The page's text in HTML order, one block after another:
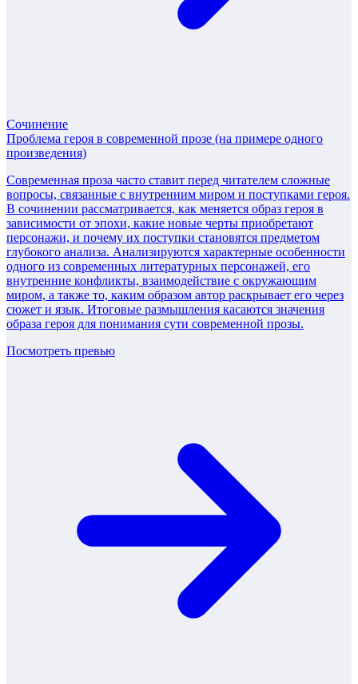
Сочинение
Проблема героя в современной прозе (на примере одного
произведения)
Современная проза часто ставит перед читателем сложные
вопросы, связанные с внутренним миром и поступками героя.
В сочинении рассматривается, как меняется образ героя в
зависимости от эпохи, какие новые черты приобретают
персонажи, и почему их поступки становятся предметом
глубокого анализа. Анализируются характерные особенности
одного из современных литературных персонажей, его
внутренние конфликты, взаимодействие с окружающим
миром, а также то, каким образом автор раскрывает его через
сюжет и язык. Итоговые размышления касаются значения
образа героя для понимания сути современной прозы.
Посмотреть превью